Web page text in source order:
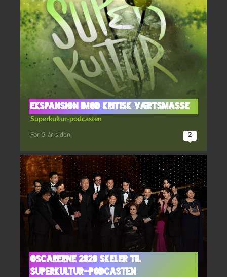
Ekspansion imod kritisk værtsmasse
Superkultur-podcasten
For 5 år siden 2
Oscarerne 2020 skeler til
Superkultur-podcasten